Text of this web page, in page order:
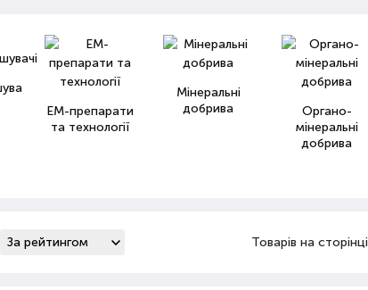
ЕМ-препарати
та технології
Мінеральні
добрива
Органо-
мінеральні
добрива
Товарів на сторінці